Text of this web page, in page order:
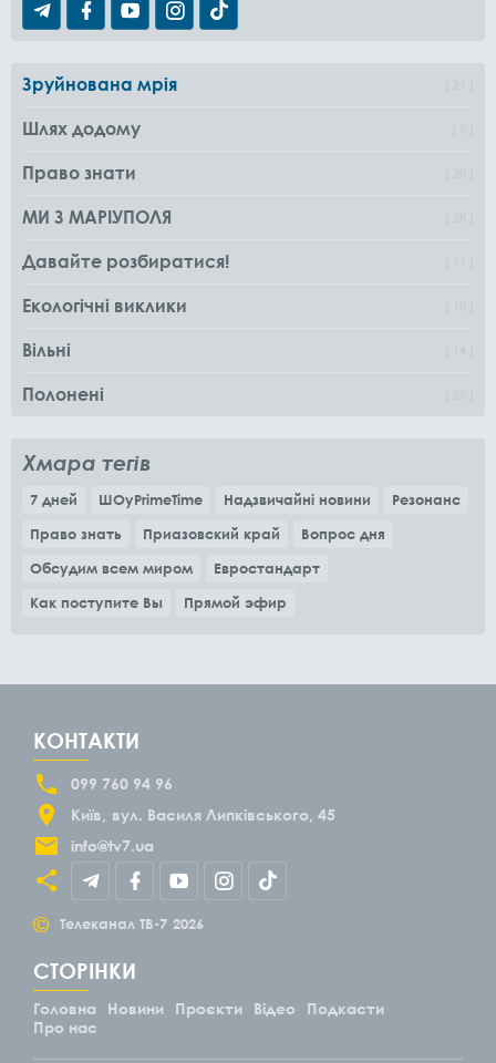
Зруйнована мрія
Шлях додому
Право знати
МИ З МАРІУПОЛЯ
Давайте розбиратися!
Екологічні виклики
Вільні
Полонені
Хмара тегів
7 дней ШОуPrimeTime Надзвичайні новини
Резонанс
Право знать
Приазовский край
Вопрос дня
Обсудим всем миром
Евростандарт
Как поступите Вы
Прямой эфир
КОНТАКТИ
099 760 94 96
Київ
вул. Василя Липківського, 45
info@tv7.ua
© Телеканал ТВ-7 2026
СТОРІНКИ
Головна Новини Проєкти Відео
Подкасти
Про нас